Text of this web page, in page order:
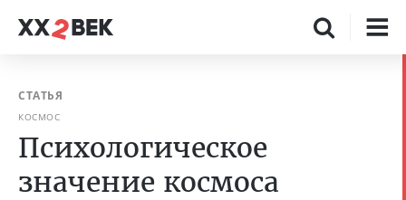
СТАТЬЯ
КОСМОС
Психологическое
значение космоса